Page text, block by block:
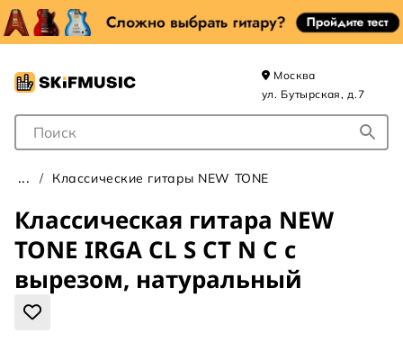
Поле для Поиска
Москва
ул. Бутырская, д.7
Классические гитары NEW TONE
Классическая гитара NEW
TONE IRGA CL S CT N C с
вырезом, натуральный